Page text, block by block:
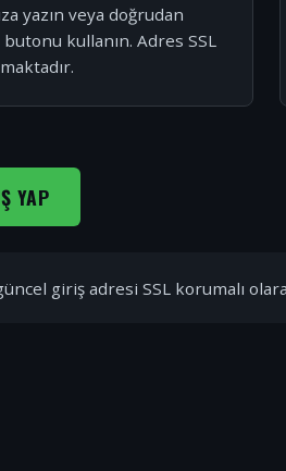
yazın veya doğrudan
butonu kullanın. Adres SSL
YAP
giriş adresi SSL korumalı